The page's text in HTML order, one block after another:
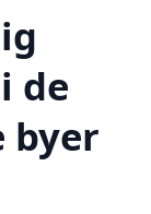
de
byer